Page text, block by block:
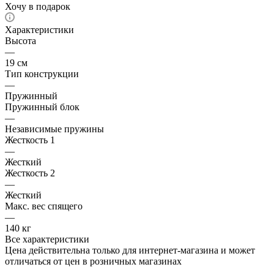
Хочу в подарок
Характеристики
Высота
—
19 см
Тип конструкции
—
Пружинный
Пружинный блок
—
Независимые пружины
Жесткость 1
—
Жесткий
Жесткость 2
—
Жесткий
Макс. вес спящего
—
140 кг
Все характеристики
Цена действительна только для интернет-магазина и может
отличаться от цен в розничных магазинах